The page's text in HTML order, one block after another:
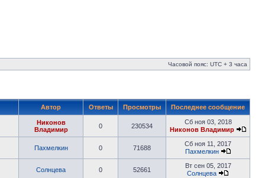
Часовой пояс: UTC + 3 часа
Автор Ответы Просмотры Последнее сообщение
Никонов
Владимир
0 230534
Сб ноя 03, 2018
Никонов Владимир
Пахмелкин 0 71688
Сб ноя 11, 2017
Пахмелкин
Солнцева 0 52661
Вт сен 05, 2017
Солнцева